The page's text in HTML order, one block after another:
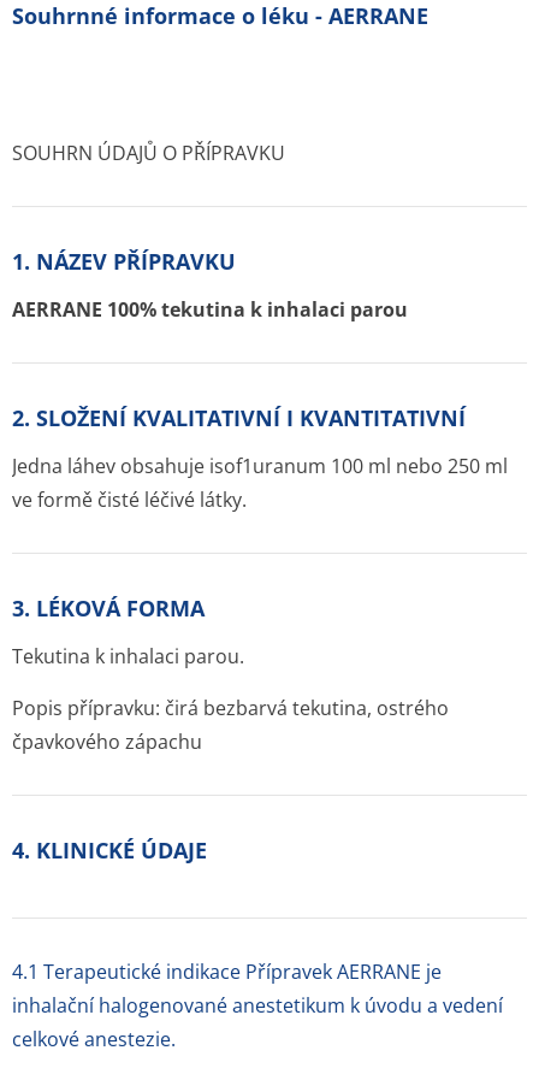
Souhrnné informace o léku - AERRANE
SOUHRN ÚDAJŮ O PŘÍPRAVKU
1. NÁZEV PŘÍPRAVKU
AERRANE 100% tekutina k inhalaci parou
2. SLOŽENÍ KVALITATIVNÍ I KVANTITATIVNÍ
Jedna láhev obsahuje isof1uranum 100 ml nebo 250 ml
ve formě čisté léčivé látky.
3. LÉKOVÁ FORMA
Tekutina k inhalaci parou.
Popis přípravku: čirá bezbarvá tekutina, ostrého
čpavkového zápachu
4. KLINICKÉ ÚDAJE
4.1 Terapeutické indikace Přípravek AERRANE je
inhalační halogenované anestetikum k úvodu a vedení
celkové anestezie.